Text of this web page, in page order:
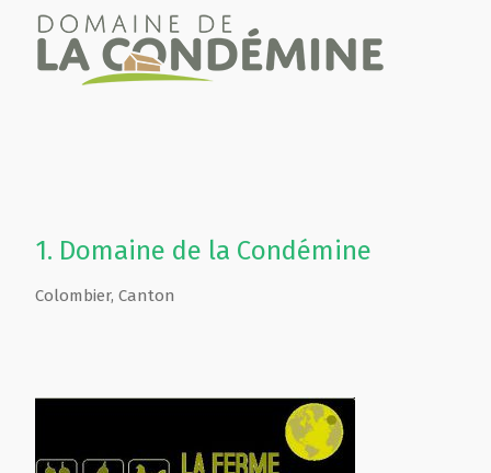
1. Domaine de la Condémine
Colombier, Canton